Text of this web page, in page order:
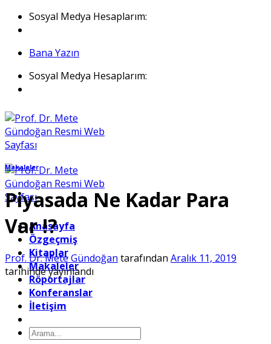
İçeriğe
atla
Sosyal Medya Hesaplarım:
Bana Yazın
Sosyal Medya Hesaplarım:
Anasayfa
Özgeçmiş
Kitaplar
Makaleler
Röportajlar
Konferanslar
İletişim
Ara:
Makaleler
Piyasada Ne Kadar Para
Var !?
Prof. Dr. Mete Gündoğan tarafından Aralık 11, 2019
tarihinde yayınlandı